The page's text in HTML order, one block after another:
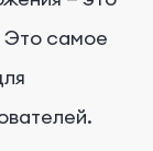
Это самое